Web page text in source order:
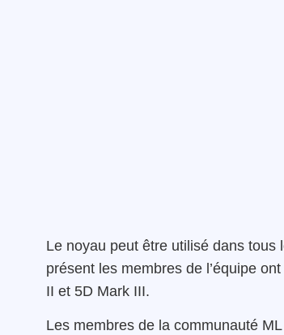
Le noyau peut être utilisé dans tous
présent les membres de l’équipe
II et 5D Mark III.
Les membres de la communauté